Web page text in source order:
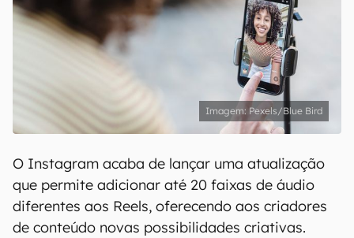
Pexels/Blue Bird
O Instagram acaba de lançar uma atualização
que permite adicionar até 20 faixas de áudio
diferentes aos Reels, oferecendo aos criadores
de conteúdo novas possibilidades criativas.